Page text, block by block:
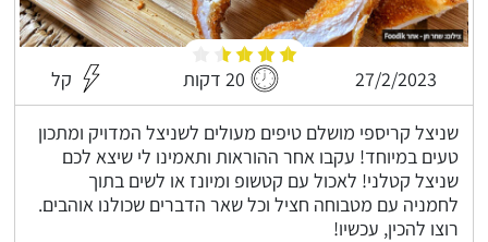
27/2/2023 20 דקות קל
שניצל קריספי מושלם טיפים מעולים לשניצל המדויק ומתכון
טעים במיוחד! עקבו אחר ההוראות ותאמינו לי שיצא לכם
שניצל קטלני! לאכול עם קטשופ ומיונז או לשים בתוך
לחמניה עם מטבוחה חציל וכל שאר הדברים שכולנו אוהבים.
רוצו להכין, עכשיו!